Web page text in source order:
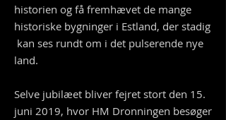
historien og få fremhævet de mange
historiske bygninger i Estland, der stadig
kan ses rundt om i det pulserende nye
land.
Selve jubilæet bliver fejret stort den 15.
juni 2019, hvor HM Dronningen besøger